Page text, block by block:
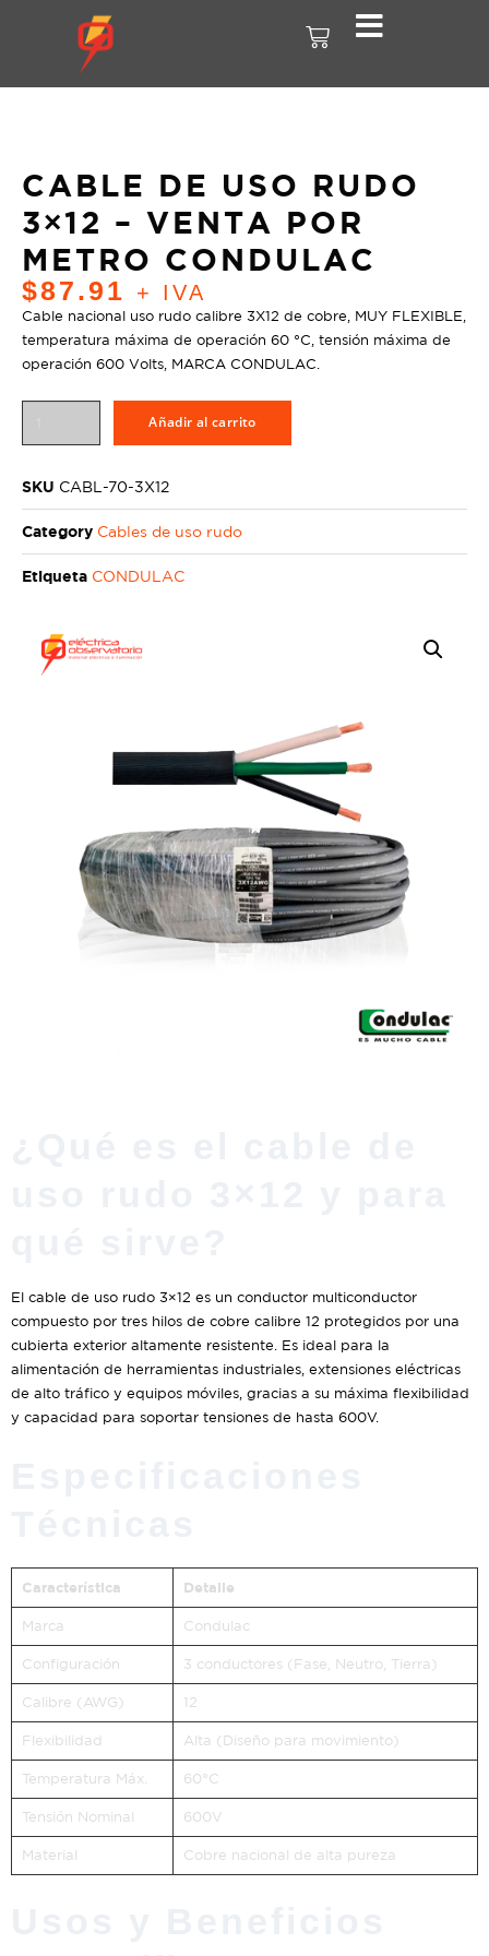
CABLE DE USO RUDO
3×12 – VENTA POR
METRO CONDULAC
$87.91 + IVA
Cable nacional uso rudo calibre 3X12 de cobre, MUY FLEXIBLE,
temperatura máxima de operación 60 °C, tensión máxima de
operación 600 Volts, MARCA CONDULAC.
Añadir al carrito
SKU CABL-70-3X12
Category Cables de uso rudo
Etiqueta CONDULAC
El cable de uso rudo 3×12 es un conductor multiconductor
compuesto por tres hilos de cobre calibre 12 protegidos por una
cubierta exterior altamente resistente. Es ideal para la
alimentación de herramientas industriales, extensiones eléctricas
de alto tráfico y equipos móviles, gracias a su máxima flexibilidad
y capacidad para soportar tensiones de hasta 600V.
Característica Detalle
Marca Condulac
Configuración 3 conductores (Fase, Neutro, Tierra)
Calibre (AWG) 12
Flexibilidad Alta (Diseño para movimiento)
Temperatura Máx. 60°C
Tensión Nominal 600V
Material Cobre nacional de alta pureza